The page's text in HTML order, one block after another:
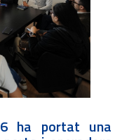
ha portat una